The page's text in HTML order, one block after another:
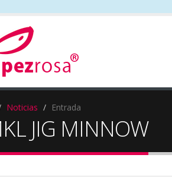
Noticias Entrada
JIG MINNOW